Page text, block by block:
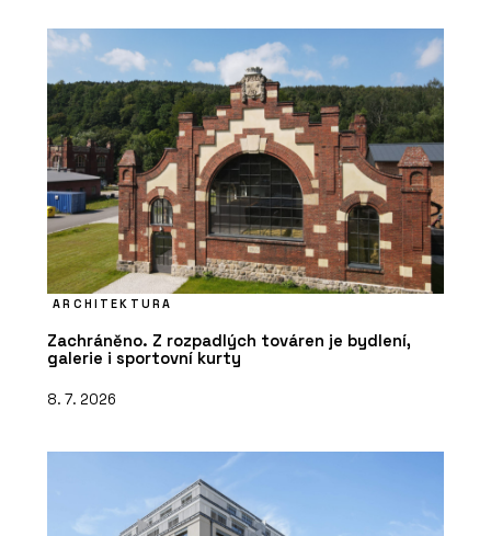
ARCHITEKTURA
Zachráněno. Z rozpadlých továren je bydlení,
galerie i sportovní kurty
8. 7. 2026